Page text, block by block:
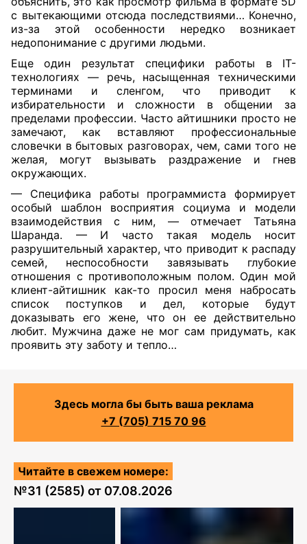
с вытекающими отсюда последствиями… Конечно,
из-за этой особенности нередко возникает
недопонимание с другими людьми.
Еще один результат специфики работы в IT-
технологиях — речь, насыщенная техническими
терминами и сленгом, что приводит к
избирательности и сложности в общении за
пределами профессии. Часто айтишники просто не
замечают, как вставляют профессиональные
словечки в бытовых разговорах, чем, сами того не
желая, могут вызывать раздражение и гнев
окружающих.
— Специфика работы программиста формирует
особый шаблон восприятия социума и модели
взаимодействия с ним, — отмечает Татьяна
Шаранда. — И часто такая модель носит
разрушительный характер, что приводит к распаду
семей, неспособности завязывать глубокие
отношения с противоположным полом. Один мой
клиент-айтишник как-то просил меня набросать
список поступков и дел, которые будут
доказывать его жене, что он ее действительно
любит. Мужчина даже не мог сам придумать, как
проявить эту заботу и тепло…
Здесь могла бы быть ваша реклама
+7 (705) 715 70 96
Читайте в свежем номере:
№31 (2585) от 07.08.2026